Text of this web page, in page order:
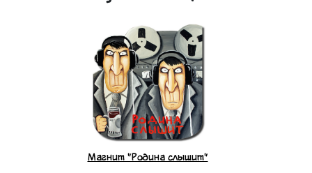
Магнит "Родина слышит"